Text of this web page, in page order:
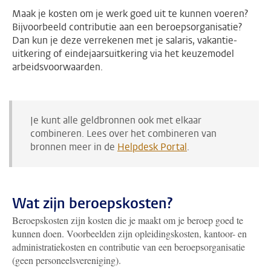
Maak je kosten om je werk goed uit te kunnen voeren?
Bijvoorbeeld contributie aan een beroepsorganisatie?
Dan kun je deze verrekenen met je salaris, vakantie-
uitkering of eindejaarsuitkering via het keuzemodel
arbeidsvoorwaarden.
Je kunt alle geldbronnen ook met elkaar
combineren. Lees over het combineren van
bronnen meer in de Helpdesk Portal.
Wat zijn beroepskosten?
Beroepskosten zijn kosten die je maakt om je beroep goed te
kunnen doen. Voorbeelden zijn opleidingskosten, kantoor- en
administratiekosten en contributie van een beroepsorganisatie
(geen personeelsvereniging).